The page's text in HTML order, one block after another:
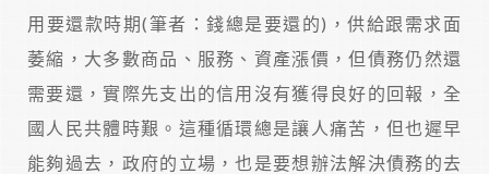
用要還款時期(筆者：錢總是要還的)，供給跟需求面
萎縮，大多數商品、服務、資產漲價，但債務仍然還
需要還，實際先支出的信用沒有獲得良好的回報，全
國人民共體時艱。這種循環總是讓人痛苦，但也遲早
能夠過去，政府的立場，也是要想辦法解決債務的去